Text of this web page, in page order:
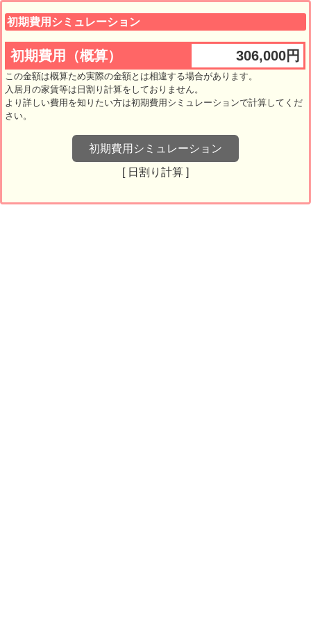
初期費用シミュレーション
初期費用（概算） 306,000円
この金額は概算ため実際の金額とは相違する場合があります。
入居月の家賃等は日割り計算をしておりません。
より詳しい費用を知りたい方は初期費用シミュレーションで計算してくだ
さい。
初期費用シミュレーション
[ 日割り計算 ]